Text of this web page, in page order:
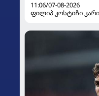
11:06/07-08-2026
ფილიპ კოსტიჩი